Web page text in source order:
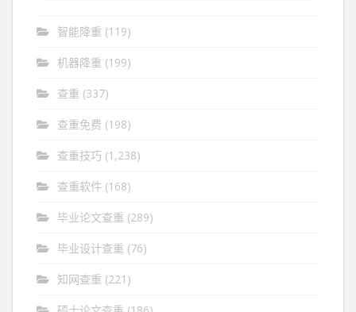
智能降重 (119)
机器降重 (199)
查重 (337)
查重免费 (198)
查重技巧 (1,238)
查重软件 (168)
毕业论文查重 (289)
毕业设计查重 (76)
知网查重 (221)